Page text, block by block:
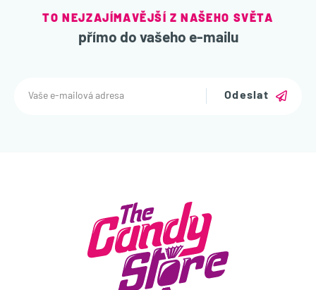
TO NEJZAJÍMAVĚJŠÍ Z NAŠEHO SVĚTA
přímo do vašeho e-mailu
Odeslat